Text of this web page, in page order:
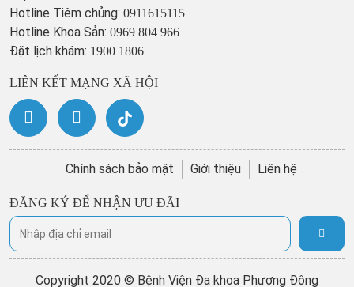
Hotline Tiêm chủng: 0911615115
Hotline Khoa Sản: 0969 804 966
Đặt lịch khám: 1900 1806
LIÊN KẾT MẠNG XÃ HỘI
Chính sách bảo mật Giới thiệu Liên hệ
ĐĂNG KÝ ĐỂ NHẬN ƯU ĐÃI
Copyright 2020 © Bệnh Viện Đa khoa Phương Đông